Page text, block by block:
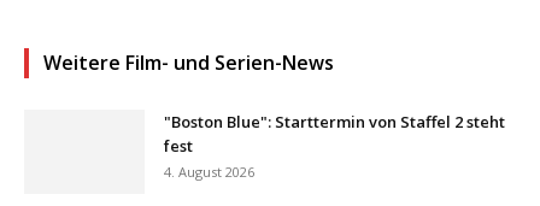
Weitere Film- und Serien-News
"Boston Blue": Starttermin von Staffel 2 steht
fest
4. August 2026